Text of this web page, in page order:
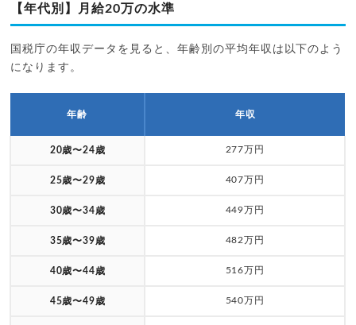
【年代別】月給20万の水準
国税庁の年収データを見ると、年齢別の平均年収は以下のよう
になります。
年齢 年収
20歳〜24歳 277万円
25歳〜29歳 407万円
30歳〜34歳 449万円
35歳〜39歳 482万円
40歳〜44歳 516万円
45歳〜49歳 540万円